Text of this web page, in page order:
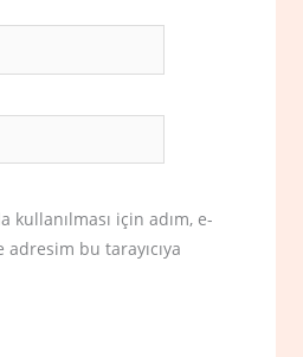
kullanılması için adım, e-
bu tarayıcıya